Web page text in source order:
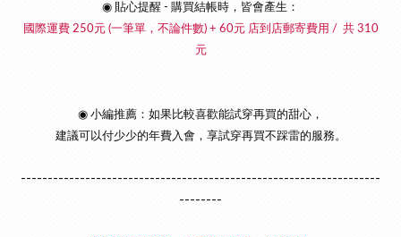
◉ 貼心提醒 - 購買結帳時，皆會產生：
國際運費 250元 (一筆單，不論件數) + 60元 店到店郵寄費用 / 共 310
元
◉ 小編推薦：如果比較喜歡能試穿再買的甜心，
建議可以付少少的年費入會，享試穿再買不踩雷的服務。
-------------------------------------------------------------------
--------